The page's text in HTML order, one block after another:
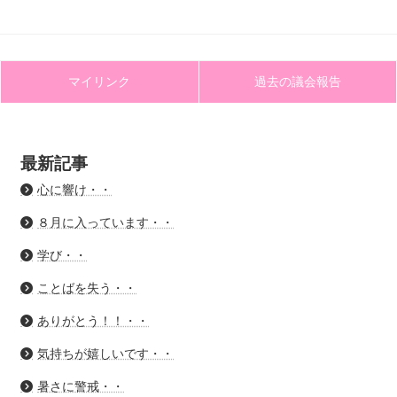
マイリンク 過去の議会報告
最新記事
心に響け・・
８月に入っています・・
学び・・
ことばを失う・・
ありがとう！！・・
気持ちが嬉しいです・・
暑さに警戒・・